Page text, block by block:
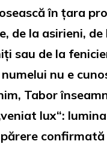
în țara
de la asirieni,
sau de la
nu e
Tabor
lux“:
confirmată